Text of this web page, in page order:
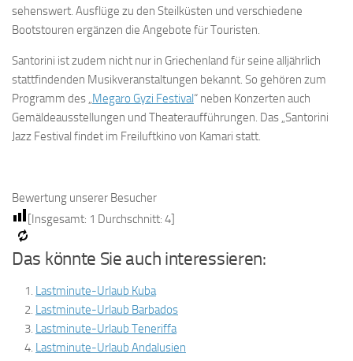
sehenswert. Ausflüge zu den Steilküsten und verschiedene
Bootstouren ergänzen die Angebote für Touristen.
Santorini ist zudem nicht nur in Griechenland für seine alljährlich
stattfindenden Musikveranstaltungen bekannt. So gehören zum
Programm des „Megaro Gyzi Festival“ neben Konzerten auch
Gemäldeausstellungen und Theateraufführungen. Das „Santorini
Jazz Festival findet im Freiluftkino von Kamari statt.
Bewertung unserer Besucher
[Insgesamt: 1 Durchschnitt: 4]
Das könnte Sie auch interessieren:
Lastminute-Urlaub Kuba
Lastminute-Urlaub Barbados
Lastminute-Urlaub Teneriffa
Lastminute-Urlaub Andalusien